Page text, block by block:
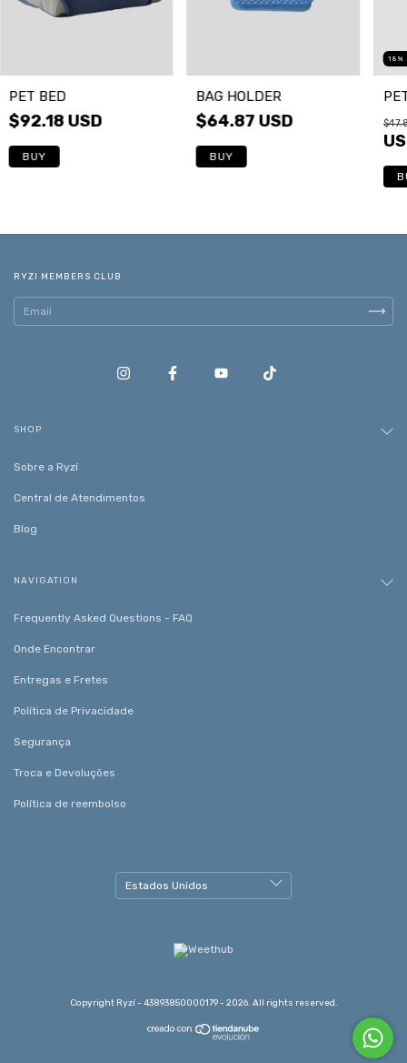
PET BED
$92.18 USD
BUY
BAG HOLDER
$64.87 USD
BUY
18 %
RYZI MEMBERS CLUB
SHOP
Sobre a Ryzí
Central de Atendimentos
Blog
NAVIGATION
Frequently Asked Questions - FAQ
Onde Encontrar
Entregas e Fretes
Política de Privacidade
Segurança
Troca e Devoluções
Política de reembolso
Copyright Ryzí - 43893850000179 - 2026. All rights reserved.